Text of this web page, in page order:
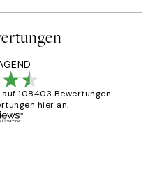
108403 Bewertungen.
hier an.